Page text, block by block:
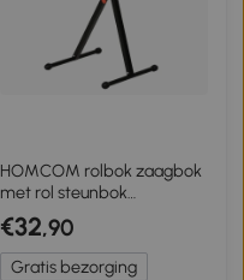
HOMCOM rolbok zaagbok
met rol steunbok
materiaalsteun instelbaar
tot 90 kg metaal
€32,90
Gratis bezorging